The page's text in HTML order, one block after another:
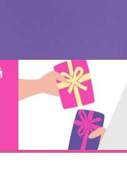
сертификат
на любую услугу!
На платные услуги Центра
Здоровой Семьи. В кассах
на Опалихинской,17 и 8